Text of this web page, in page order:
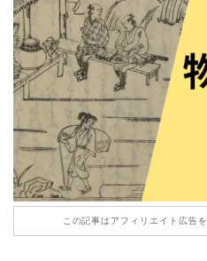
この記事はアフィリエイト広告